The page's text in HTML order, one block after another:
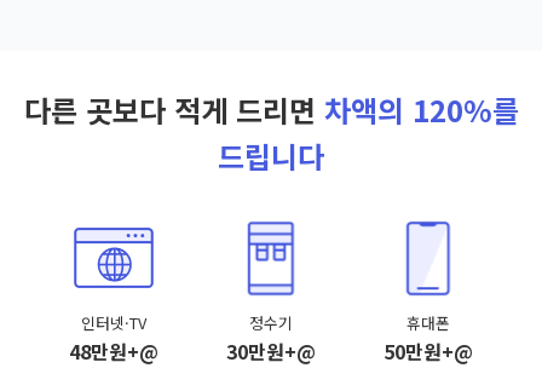
다른 곳보다 적게 드리면 차액의 120%를
드립니다
인터넷·TV
48만원+@
정수기
30만원+@
휴대폰
50만원+@